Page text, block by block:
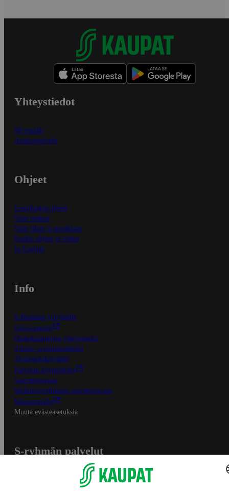
Yhteystiedot
Myymälät
Asiakaspalvelu
Ohjeet
Ensitilaajan ohjeet
Näin maksat
Näin tilaat ja muokkaat
Kaikki ohjeet ja vinkit
In English
Info
S-Business yrityksille
Oiva-raportit
Osuuskauppojen yhteystiedot
Tilaus- ja toimitusehdot
Tietosuojakäytäntö
Palvelun käyttöehdot
Saavutettavuus
Mobiilisovelluksen saavutettavuus
Mainostajalle
Muuta evästeasetuksia
S-ryhmän palvelut